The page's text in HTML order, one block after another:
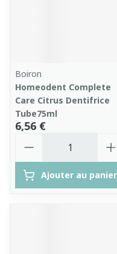
Boiron
Homeodent Complete
Care Citrus Dentifrice
Tube75ml
6,56 €
Ajouter au panier